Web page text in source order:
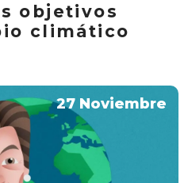
objetivos
climático
27 Noviembre